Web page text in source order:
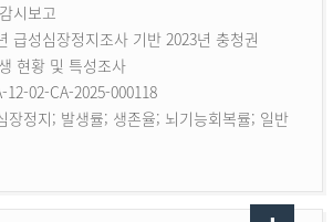
시보고
급성심장정지조사 기반 2023년 충청권
현황 및 특성조사
12-02-CA-2025-000118
장정지; 발생률; 생존율; 뇌기능회복률; 일반